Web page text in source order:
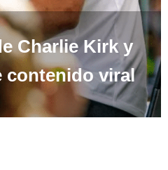
Charlie Kirk y
contenido viral